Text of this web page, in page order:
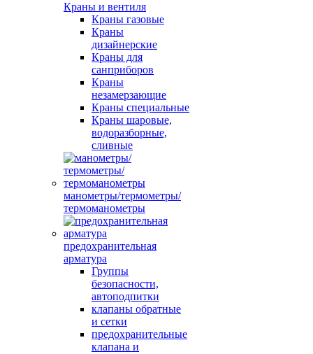
Краны и вентиля
Краны газовые
Краны
дизайнерские
Краны для
санприборов
Краны
незамерзающие
Краны специальные
Краны шаровые,
водоразборные,
сливные
манометры/термометры/
термоманометры
предохранительная
арматура
Группы
безопасности,
автоподпитки
клапаны обратные
и сетки
предохранительные
клапана и